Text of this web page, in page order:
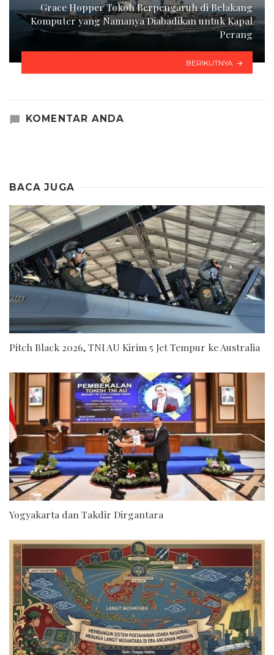
Grace Hopper Tokoh Berpengaruh di Belakang
Komputer yang Namanya Diabadikan untuk Kapal
Perang
BERIKUTNYA
KOMENTAR ANDA
BACA JUGA
Pitch Black 2026, TNI AU Kirim 5 Jet Tempur ke Australia
Yogyakarta dan Takdir Dirgantara